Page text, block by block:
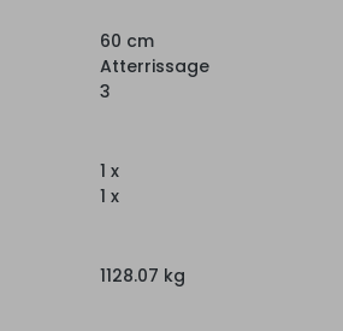
60 cm
Atterrissage
3
1 x
1 x
1128.07 kg